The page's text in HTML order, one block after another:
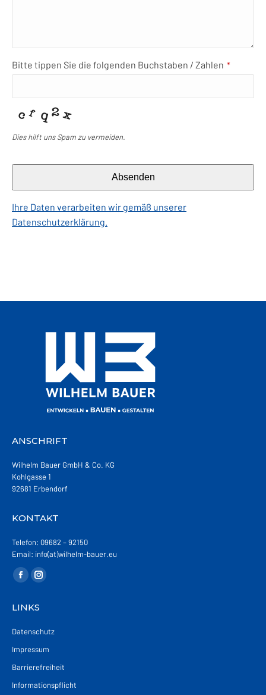
Bitte tippen Sie die folgenden Buchstaben / Zahlen *
Dies hilft uns Spam zu vermeiden.
Absenden
Ihre Daten verarbeiten wir gemäß unserer
Datenschutzerklärung.
ANSCHRIFT
Wilhelm Bauer GmbH & Co. KG
Kohlgasse 1
92681 Erbendorf
KONTAKT
Telefon: 09682 – 92150
Email: info(at)wilhelm-bauer.eu
Finden Sie uns auf:
Facebook
opens
in
Instagram
opens
in
LINKS
Datenschutz
Impressum
Barrierefreiheit
Informationspflicht